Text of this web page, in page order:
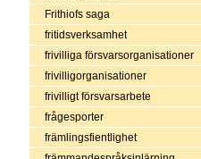
Frithiofs saga
fritidsverksamhet
frivilliga försvarsorganisationer
frivilligorganisationer
frivilligt försvarsarbete
frågesporter
främlingsfientlighet